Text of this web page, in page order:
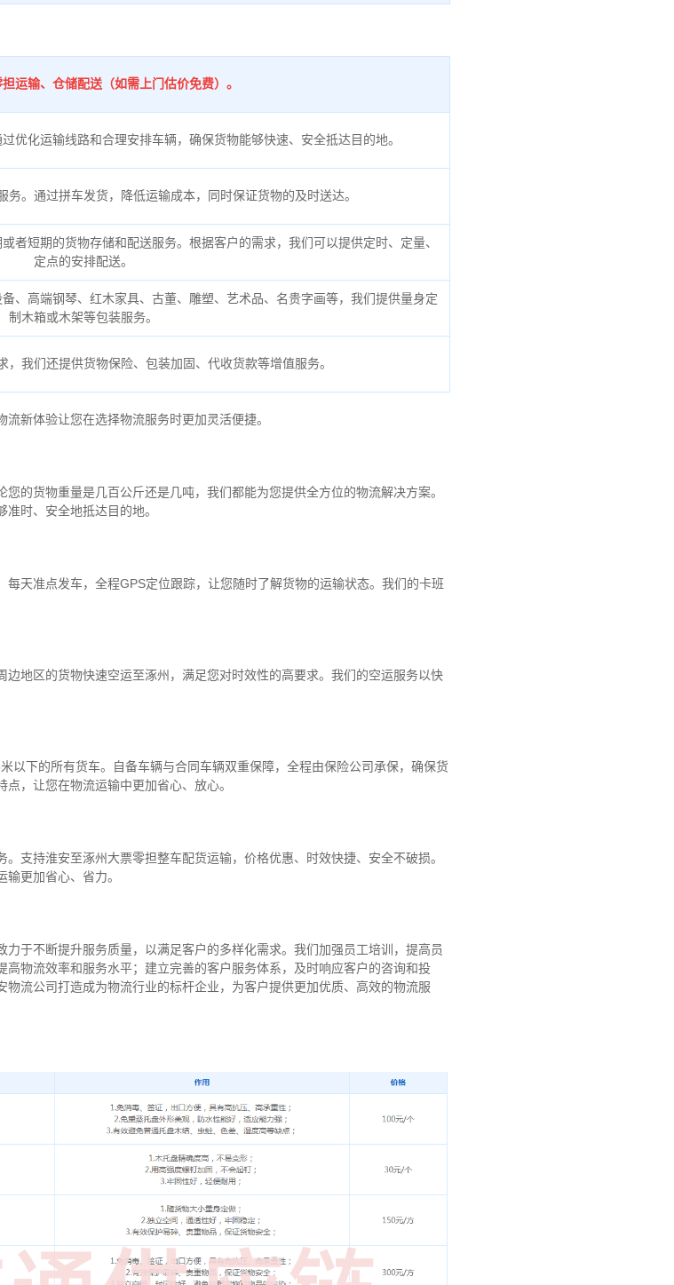
运输、仓储配送（如需上门估价免费）。
优化运输线路和合理安排车辆，确保货物能够快速、安全抵达目的地。
。通过拼车发货，降低运输成本，同时保证货物的及时送达。
者短期的货物存储和配送服务。根据客户的需求，我们可以提供定时、定量、
定点的安排配送。
、高端钢琴、红木家具、古董、雕塑、艺术品、名贵字画等，我们提供量身定
制木箱或木架等包装服务。
，我们还提供货物保险、包装加固、代收货款等增值服务。
新体验让您在选择物流服务时更加灵活便捷。
的货物重量是几百公斤还是几吨，我们都能为您提供全方位的物流解决方案。
时、安全地抵达目的地。
天准点发车，全程GPS定位跟踪，让您随时了解货物的运输状态。我们的卡班
地区的货物快速空运至涿州，满足您对时效性的高要求。我们的空运服务以快
以下的所有货车。自备车辆与合同车辆双重保障，全程由保险公司承保，确保货
，让您在物流运输中更加省心、放心。
支持淮安至涿州大票零担整车配货运输，价格优惠、时效快捷、安全不破损。
更加省心、省力。
于不断提升服务质量，以满足客户的多样化需求。我们加强员工培训，提高员
物流效率和服务水平；建立完善的客户服务体系，及时响应客户的咨询和投
流公司打造成为物流行业的标杆企业，为客户提供更加优质、高效的物流服